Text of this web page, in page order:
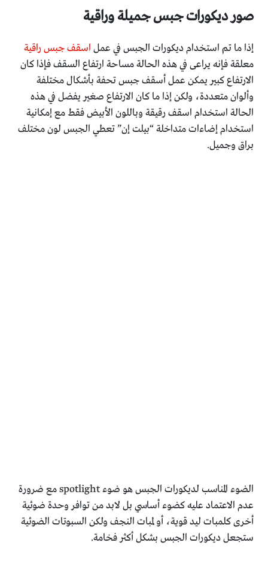
صور ديكورات جبس جميلة وراقية
إذا ما تم استخدام ديكورات الجبس في عمل اسقف جبس راقية
معلقة فإنه يراعى في هذه الحالة مساحة ارتفاع السقف فإذا كان
الارتفاع كبير يمكن عمل أسقف جبس تحفة بأشكال مختلفة
وألوان متعددة، ولكن إذا ما كان الارتفاع صغير يفضل في هذه
الحالة استخدام اسقف رقيقة وباللون الأبيض فقط مع إمكانية
استخدام إضاءات متداخلة “بيلت إن” تعطي الجبس لون مختلف
براق وجميل.
الضوء المناسب لديكورات الجبس هو ضوء spotlight مع ضرورة
عدم الاعتماد عليه كضوء أساسي بل لابد من توافر وحدة ضوئية
أخرى كلمبات ليد قوية، أو لمبات النجف ولكن السبوتات الضوئية
ستجعل ديكورات الجبس بشكل أكثر فخامة.